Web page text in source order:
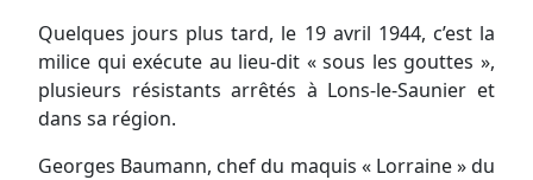
Quelques jours plus tard, le 19 avril 1944, c’est la
milice qui exécute au lieu-dit « sous les gouttes »,
plusieurs résistants arrêtés à Lons-le-Saunier et
dans sa région.
Georges Baumann, chef du maquis « Lorraine » du